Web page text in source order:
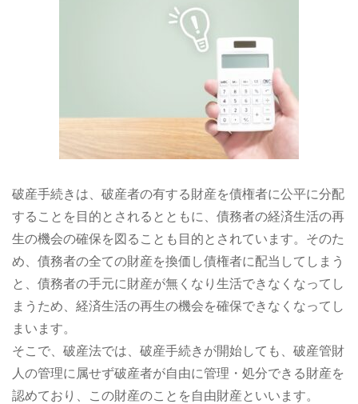
破産手続きは、破産者の有する財産を債権者に公平に分配
することを目的とされるとともに、債務者の経済生活の再
生の機会の確保を図ることも目的とされています。そのた
め、債務者の全ての財産を換価し債権者に配当してしまう
と、債務者の手元に財産が無くなり生活できなくなってし
まうため、経済生活の再生の機会を確保できなくなってし
まいます。
そこで、破産法では、破産手続きが開始しても、破産管財
人の管理に属せず破産者が自由に管理・処分できる財産を
認めており、この財産のことを自由財産といいます。